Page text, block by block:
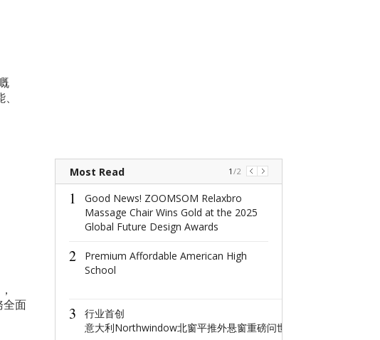
全面
Most Read
1
Good News! ZOOMSOM Relaxbro
Massage Chair Wins Gold at the 2025
Global Future Design Awards
2
Premium Affordable American High
School
3
​行业首创
意大利Northwindow北窗平推外悬窗重磅问世重构高端门窗人居新
1 /2